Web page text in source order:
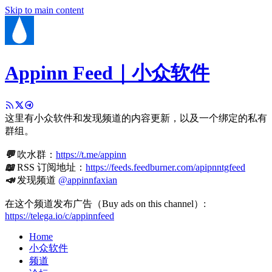
Skip to main content
Appinn Feed｜小众软件
这里有小众软件和发现频道的内容更新，以及一个绑定的私有
群组。
💬吹水群： https://t.me/appinn
📖RSS 订阅地址： https://feeds.feedburner.com/apipnntgfeed
📣发现频道 @appinnfaxian
在这个频道发布广告（Buy ads on this channel）:
https://telega.io/c/appinnfeed
Home
小众软件
频道